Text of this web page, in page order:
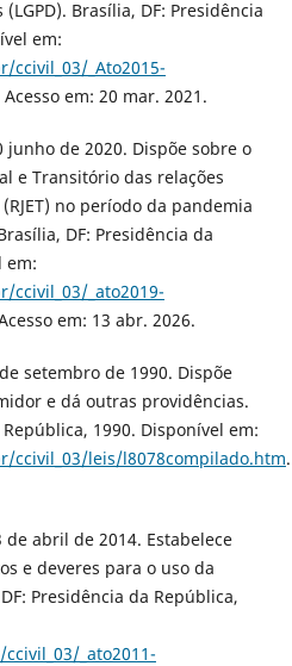
Brasília, DF: Presidência
em:
_Ato2015-
Acesso em: 20 mar. 2021.
junho de 2020. Dispõe sobre o
e Transitório das relações
no período da pandemia
DF: Presidência da
em:
_ato2019-
em: 13 abr. 2026.
setembro de 1990. Dispõe
e dá outras providências.
1990. Disponível em:
ccivil_03/leis/l8078compilado.htm.
de abril de 2014. Estabelece
e deveres para o uso da
Presidência da República,
_ato2011-